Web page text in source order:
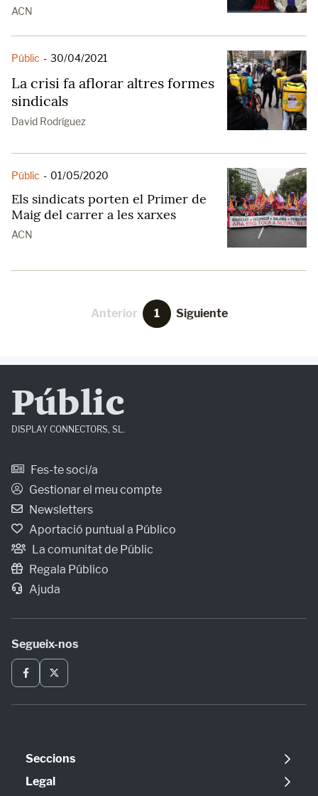
ACN
Públic - 30/04/2021
La crisi fa aflorar altres formes
sindicals
David Rodríguez
Públic - 01/05/2020
Els sindicats porten el Primer de
Maig del carrer a les xarxes
ACN
Anterior 1 Siguiente
Públic
DISPLAY CONNECTORS, SL.
Fes-te soci/a
Gestionar el meu compte
Newsletters
Aportació puntual a Público
La comunitat de Públic
Regala Público
Ajuda
Segueix-nos
Seccions
Política
Legal